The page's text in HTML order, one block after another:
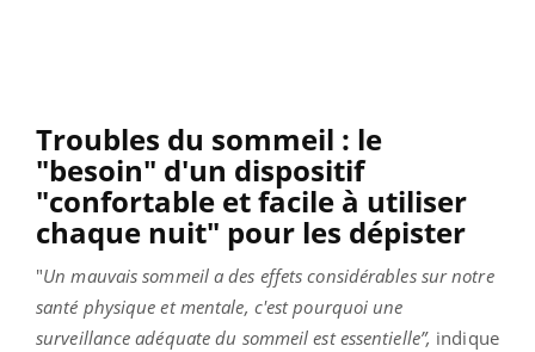
Troubles du sommeil : le
"besoin" d'un dispositif
"confortable et facile à utiliser
chaque nuit" pour les dépister
"Un mauvais sommeil a des effets considérables sur notre
santé physique et mentale, c'est pourquoi une
surveillance adéquate du sommeil est essentielle”, indique